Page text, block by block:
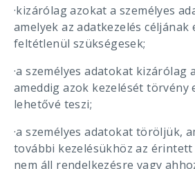
·kizárólag azokat a személyes
amelyek az adatkezelés céljának
feltétlenül szükségesek;
·a személyes adatokat kizárólag
ameddig azok kezelését törvény
lehetővé teszi;
·a személyes adatokat töröljük,
további kezelésükhöz az
nem áll rendelkezésre vagy